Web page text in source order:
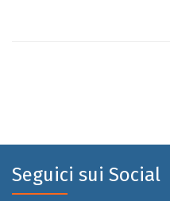
Seguici sui Social